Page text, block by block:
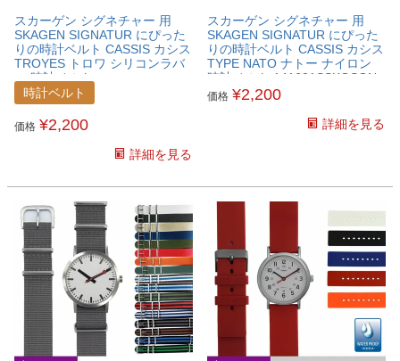
スカーゲン シグネチャー 用
SKAGEN SIGNATUR にぴった
りの時計ベルト CASSIS カシス
TROYES トロワ シリコンラバ
ー 時計ベルト
U0100465SKGSGN
時計ベルト
価格 ¥2,200
詳細を見る
スカーゲン シグネチャー 用
SKAGEN SIGNATUR にぴった
りの時計ベルト CASSIS カシス
TYPE NATO ナトー ナイロン
時計ベルト 141601SSKGSGN
価格 ¥2,200
詳細を見る